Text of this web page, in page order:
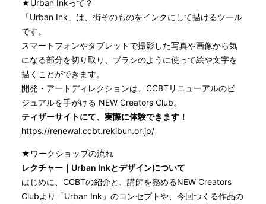
★Urban Inkって？
「Urban Ink」は、街そのものをインクにして描けるツール
です。
スマートフォンやタブレットで撮影した写真や画像から気
になる部分を切り取り、ブラシのように使って絵や文字を
描くことができます。
開発・アートディレクションは、CCBTリニューアルのビ
ジュアルを手がける NEW Creators Club。
ティザーサイトにて、実際に体験できます！
https://renewal.ccbt.rekibun.or.jp/
★ワークショップの流れ
レクチャー｜Urban Inkとデザインについて
はじめに、CCBTの紹介と、講師を務めるNEW Creators
Clubより「Urban Ink」のコンセプトや、今回つくる作品の